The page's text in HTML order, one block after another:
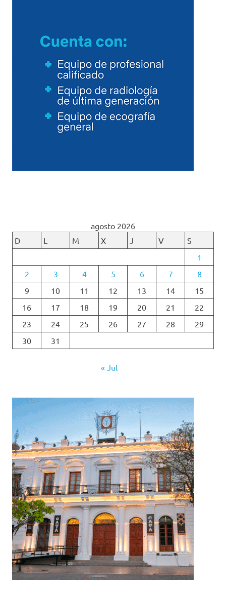
agosto 2026
D
L M X J V
S
1
2
3 4 5 6 7
8
9
10 11 12 13 14
15
16
17 18 19 20 21
22
23
24 25 26 27 28
29
30
31
« Jul